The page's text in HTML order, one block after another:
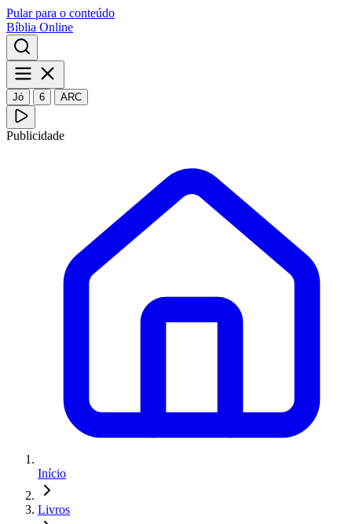
Pular para o conteúdo
Bíblia Online
Jó 6 ARC
Publicidade
Início
Livros